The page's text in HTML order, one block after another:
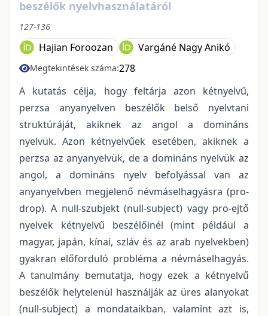
beszélők nyelvhasználatáról
127-136
Hajian Foroozan Vargáné Nagy Anikó
Megtekintések száma:278
A kutatás célja, hogy feltárja azon kétnyelvű,
perzsa anyanyelven beszélők belső nyelvtani
struktúráját, akiknek az angol a domináns
nyelvük. Azon kétnyelvűek esetében, akiknek a
perzsa az anyanyelvük, de a domináns nyelvük az
angol, a domináns nyelv befolyással van az
anyanyelvben megjelenő névmáselhagyásra (pro-
drop). A null-szubjekt (null-subject) vagy pro-ejtő
nyelvek kétnyelvű beszélőinél (mint például a
magyar, japán, kínai, szláv és az arab nyelvekben)
gyakran előforduló probléma a névmáselhagyás.
A tanulmány bemutatja, hogy ezek a kétnyelvű
beszélők helytelenül használják az üres alanyokat
(null-subject) a mondataikban, valamint azt is,